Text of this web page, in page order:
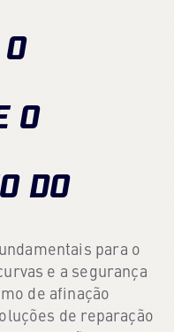
O
DO
para o
e a segurança
de afinação
de reparação